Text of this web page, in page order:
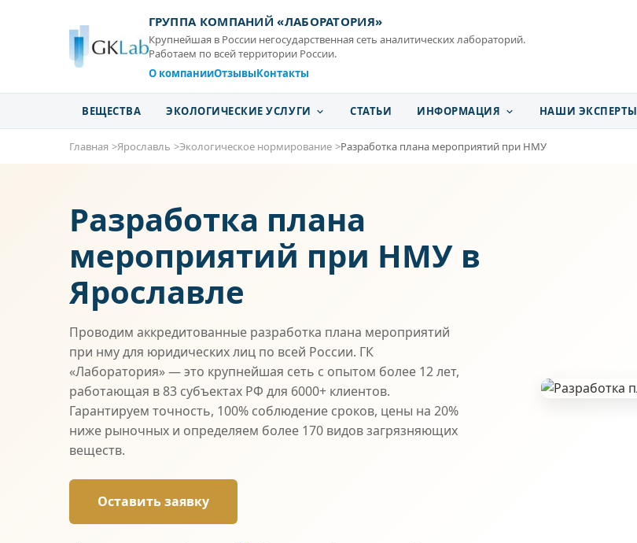
ГРУППА КОМПАНИЙ «ЛАБОРАТОРИЯ»
Крупнейшая в России негосударственная сеть аналитических лабораторий.
Работаем по всей территории России.
О компанииОтзывыКонтакты
ВЕЩЕСТВА ЭКОЛОГИЧЕСКИЕ УСЛУГИ СТАТЬИ ИНФОРМАЦИЯ НАШИ ЭКСПЕРТЫ
Главная Ярославль Экологическое нормирование Разработка плана мероприятий при НМУ
Разработка плана
мероприятий при НМУ в
Ярославле
Проводим аккредитованные разработка плана мероприятий
при нму для юридических лиц по всей России. ГК
«Лаборатория» — это крупнейшая сеть с опытом более 12 лет,
работающая в 83 субъектах РФ для 6000+ клиентов.
Гарантируем точность, 100% соблюдение сроков, цены на 20%
ниже рыночных и определяем более 170 видов загрязняющих
веществ.
Оставить заявку